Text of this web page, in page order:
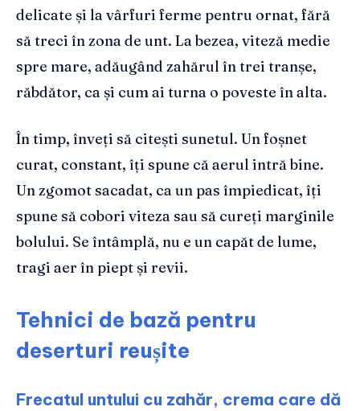
delicate și la vârfuri ferme pentru ornat, fără
să treci în zona de unt. La bezea, viteză medie
spre mare, adăugând zahărul în trei tranșe,
răbdător, ca și cum ai turna o poveste în alta.
În timp, înveți să citești sunetul. Un foșnet
curat, constant, îți spune că aerul intră bine.
Un zgomot sacadat, ca un pas împiedicat, îți
spune să cobori viteza sau să cureți marginile
bolului. Se întâmplă, nu e un capăt de lume,
tragi aer în piept și revii.
Tehnici de bază pentru
deserturi reușite
Frecatul untului cu zahăr, crema care dă